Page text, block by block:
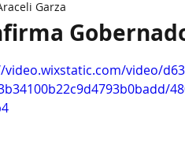
Garza
video/